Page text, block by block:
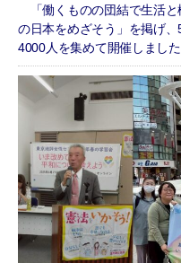
「働くものの団結で生活と
の日本をめざそう」を掲げ
4000人を集めて開催しまし